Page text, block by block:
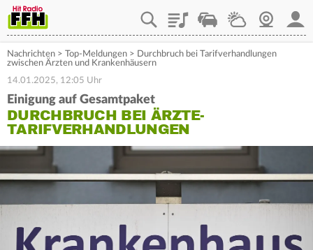
PlaylistStaupilotWetterWebcam
Nachrichten > Top-Meldungen > Durchbruch bei Tarifverhandlungen
zwischen Ärzten und Krankenhäusern
14.01.2025, 12:05 Uhr
Einigung auf Gesamtpaket
DURCHBRUCH BEI ÄRZTE-
TARIFVERHANDLUNGEN